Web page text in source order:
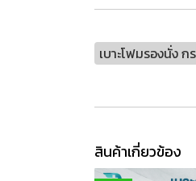
เบาะโฟมรองนั่ง
สินค้าเกี่ยวข้อง